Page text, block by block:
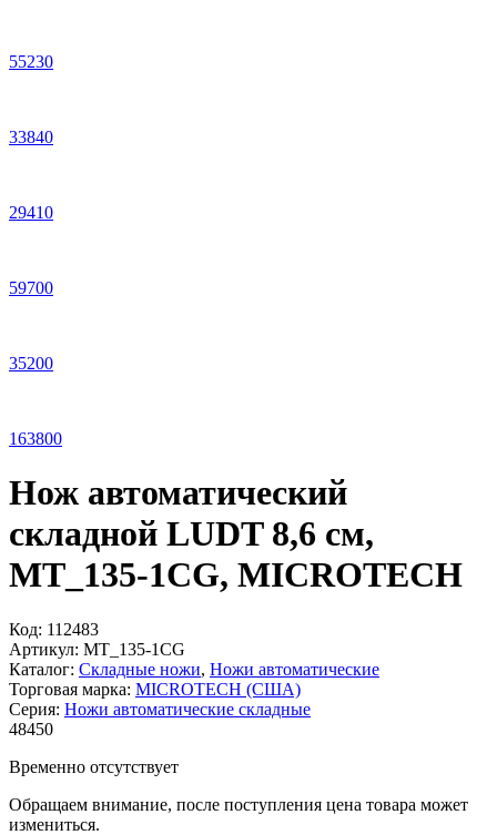
55230
33840
29410
59700
35200
163800
Нож автоматический
складной LUDT 8,6 см,
MT_135-1CG, MICROTECH
Код: 112483
Артикул: MT_135-1CG
Каталог: Складные ножи, Ножи автоматические
Торговая марка: MICROTECH (США)
Серия: Ножи автоматические складные
48450
Временно отсутствует
Обращаем внимание, после поступления цена товара может
измениться.